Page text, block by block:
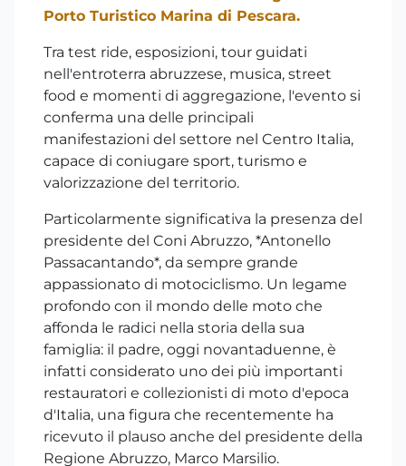
Porto Turistico Marina di Pescara.
Tra test ride, esposizioni, tour guidati
nell'entroterra abruzzese, musica, street
food e momenti di aggregazione, l'evento si
conferma una delle principali
manifestazioni del settore nel Centro Italia,
capace di coniugare sport, turismo e
valorizzazione del territorio.
Particolarmente significativa la presenza del
presidente del Coni Abruzzo, *Antonello
Passacantando*, da sempre grande
appassionato di motociclismo. Un legame
profondo con il mondo delle moto che
affonda le radici nella storia della sua
famiglia: il padre, oggi novantaduenne, è
infatti considerato uno dei più importanti
restauratori e collezionisti di moto d'epoca
d'Italia, una figura che recentemente ha
ricevuto il plauso anche del presidente della
Regione Abruzzo, Marco Marsilio.